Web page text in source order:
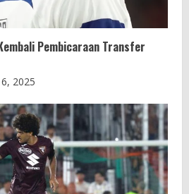
Pembicaraan Transfer
2025